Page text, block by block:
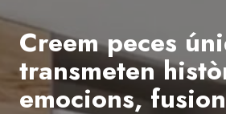
Creem peces
transmeten
emocions,